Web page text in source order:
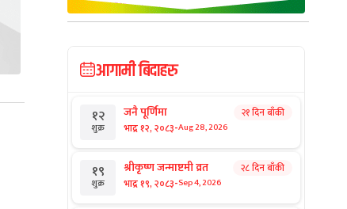
आगामी बिदाहरु
१२
शुक्र
जनै पूर्णिमा
भाद्र १२, २०८३-Aug 28, 2026
२१ दिन बाँकी
१९
शुक्र
श्रीकृष्ण जन्माष्टमी व्रत
भाद्र १९, २०८३-Sep 4, 2026
२८ दिन बाँकी